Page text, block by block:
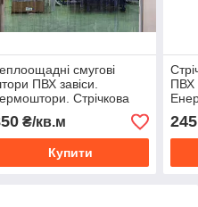
смугові
ПВХ завіси.
Стрічкова
ПВХ завеса
₴/кв.м
Купити
ПВХ
245